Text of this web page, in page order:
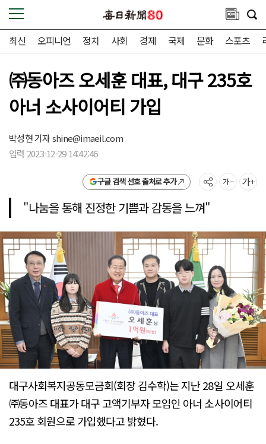
최신 오피니언 정치 사회 경제 국제 문화 스포츠
㈜동아즈 오세훈 대표, 대구 235호
아너 소사이어티 가입
박성현 기자shine@imaeil.com
입력 2023-12-29 14:42:46
구글 검색 선호 출처로 추가
"나눔을 통해 진정한 기쁨과 감동을 느껴"
대구사회복지공동모금회(회장 김수학)는 지난 28일 오세훈
㈜동아즈 대표가 대구 고액기부자 모임인 아너 소사이어티
235호 회원으로 가입했다고 밝혔다.